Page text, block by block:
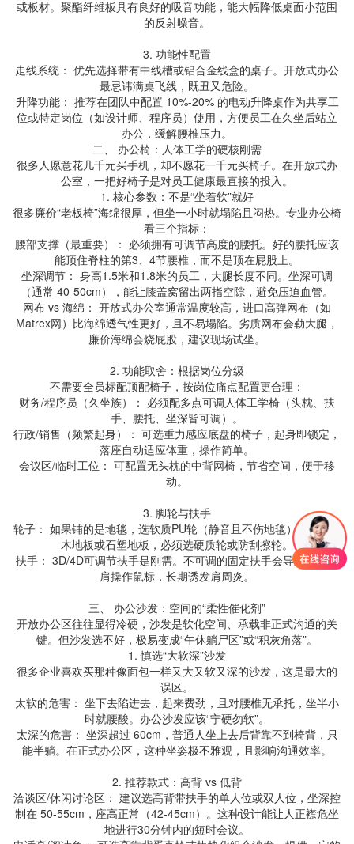
或板材。聚酯纤维板具有良好的吸音功能，能大幅降低桌面小范围
的反射噪音。
3. 功能性配置
走线系统： 优先选择带有中线槽或铝合金线盒的桌子。开放式办公
最忌讳满桌飞线，既丑又危险。
升降功能： 推荐在团队中配置 10%-20% 的电动升降桌作为共享工
位或特定岗位（如设计师、程序员）使用，方便员工在久坐后站立
办公，缓解腰椎压力。
二、 办公椅：人体工学的硬核刚需
很多人愿意花几千元买手机，却不愿花一千元买椅子。在开放式办
公室，一把好椅子是对员工健康最直接的投入。
1. 核心参数：不是“坐着软”就好
很多廉价“老板椅”海绵很厚，但坐一小时就塌陷且闷热。专业办公椅
看三个指标：
腰部支撑（最重要）： 必须拥有可调节高度的腰托。好的腰托应该
能顶住脊柱的第3、4节腰椎，而不是顶在屁股上。
坐深调节： 身高1.5米和1.8米的员工，大腿长度不同。坐深可调
（通常 40-50cm），能让膝盖窝留出两指空隙，避免压迫血管。
网布 vs 海绵： 开放式办公室通常温度较高，进口高弹网布（如
Matrex网）比海绵透气性更好，且不易塌陷。劣质网布会勒大腿，
廉价海绵会烧屁股，建议现场试坐。
2. 功能取舍：根据岗位分级
不需要全员标配顶配椅子，按岗位痛点配置更合理：
财务/程序员（久坐族）： 必须配多点可调人体工学椅（头枕、扶
手、腰托、坐深皆可调）。
行政/销售（频繁起身）： 可选重力感应底盘的椅子，起身即锁定，
落座自动适应体重，操作简单。
会议区/临时工位： 可配置无头枕的中背网椅，节省空间，便于移
动。
3. 脚轮与扶手
轮子： 如果铺的是地毯，选软质PU轮（静音且不伤地毯）；如果是
木地板或石塑地板，必须选硬质轮或防刮擦轮。
扶手： 3D/4D可调节扶手是刚需。不可调的固定扶手会导致员工耸
肩操作鼠标，长期诱发肩周炎。
三、 办公沙发：空间的“柔性催化剂”
开放办公区往往显得冷硬，沙发是软化空间、承载非正式沟通的关
键。但沙发选不好，极易变成“午休躺尸区”或“积灰角落”。
1. 慎选“大软深”沙发
很多企业喜欢买那种像面包一样又大又软又深的沙发，这是最大的
误区。
太软的危害： 坐下去陷进去，起来费劲，且对腰椎无承托，坐半小
时就腰酸。办公沙发应该“宁硬勿软”。
太深的危害： 坐深超过 60cm，普通人坐上去后背靠不到椅背，只
能半躺。在正式办公区，这种坐姿极不雅观，且影响沟通效率。
2. 推荐款式：高背 vs 低背
洽谈区/休闲讨论区： 建议选高背带扶手的单人位或双人位，坐深控
制在 50-55cm，座高正常（42-45cm）。这种设计能让人正襟危坐
地进行30分钟内的短时会议。